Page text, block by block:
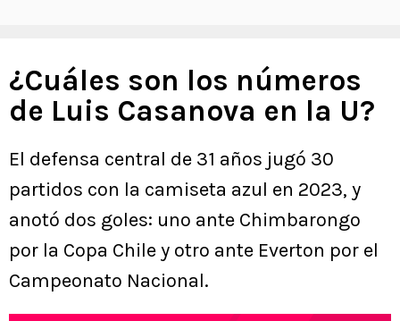
¿Cuáles son los números
de Luis Casanova en la U?
El defensa central de 31 años jugó 30
partidos con la camiseta azul en 2023, y
anotó dos goles: uno ante Chimbarongo
por la Copa Chile y otro ante Everton por el
Campeonato Nacional.